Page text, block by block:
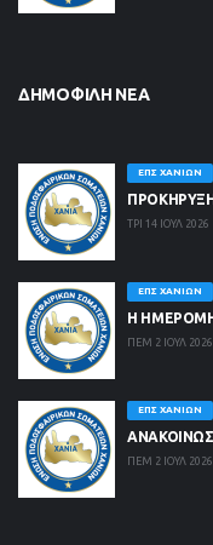
ΔΗΜΟΦΙΛΉ ΝΈΑ
ΕΠΣ ΧΑΝΊΩΝ
ΤΡΙ 14 ΙΟΥΛ 2026
ΕΠΣ ΧΑΝΊΩΝ
Η
ΠΕΜ 2 ΙΟΥΛ 2026
ΕΠΣ ΧΑΝΊΩΝ
ΠΕΜ 2 ΙΟΥΛ 2026